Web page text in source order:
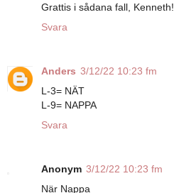
Grattis i sådana fall, Kenneth!
Svara
Anders 3/12/22 10:23 fm
L-3= NÄT
L-9= NAPPA
Svara
Anonym 3/12/22 10:23 fm
När Nappa